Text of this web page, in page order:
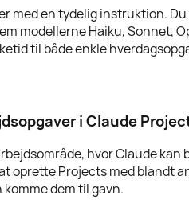
med en tydelig instruktion.
modellerne Haiku, Sonnet,
til både enkle
i Claude
hvor Claude
oprette Projects med blandt
dem til gavn.